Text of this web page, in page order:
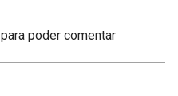
para poder comentar